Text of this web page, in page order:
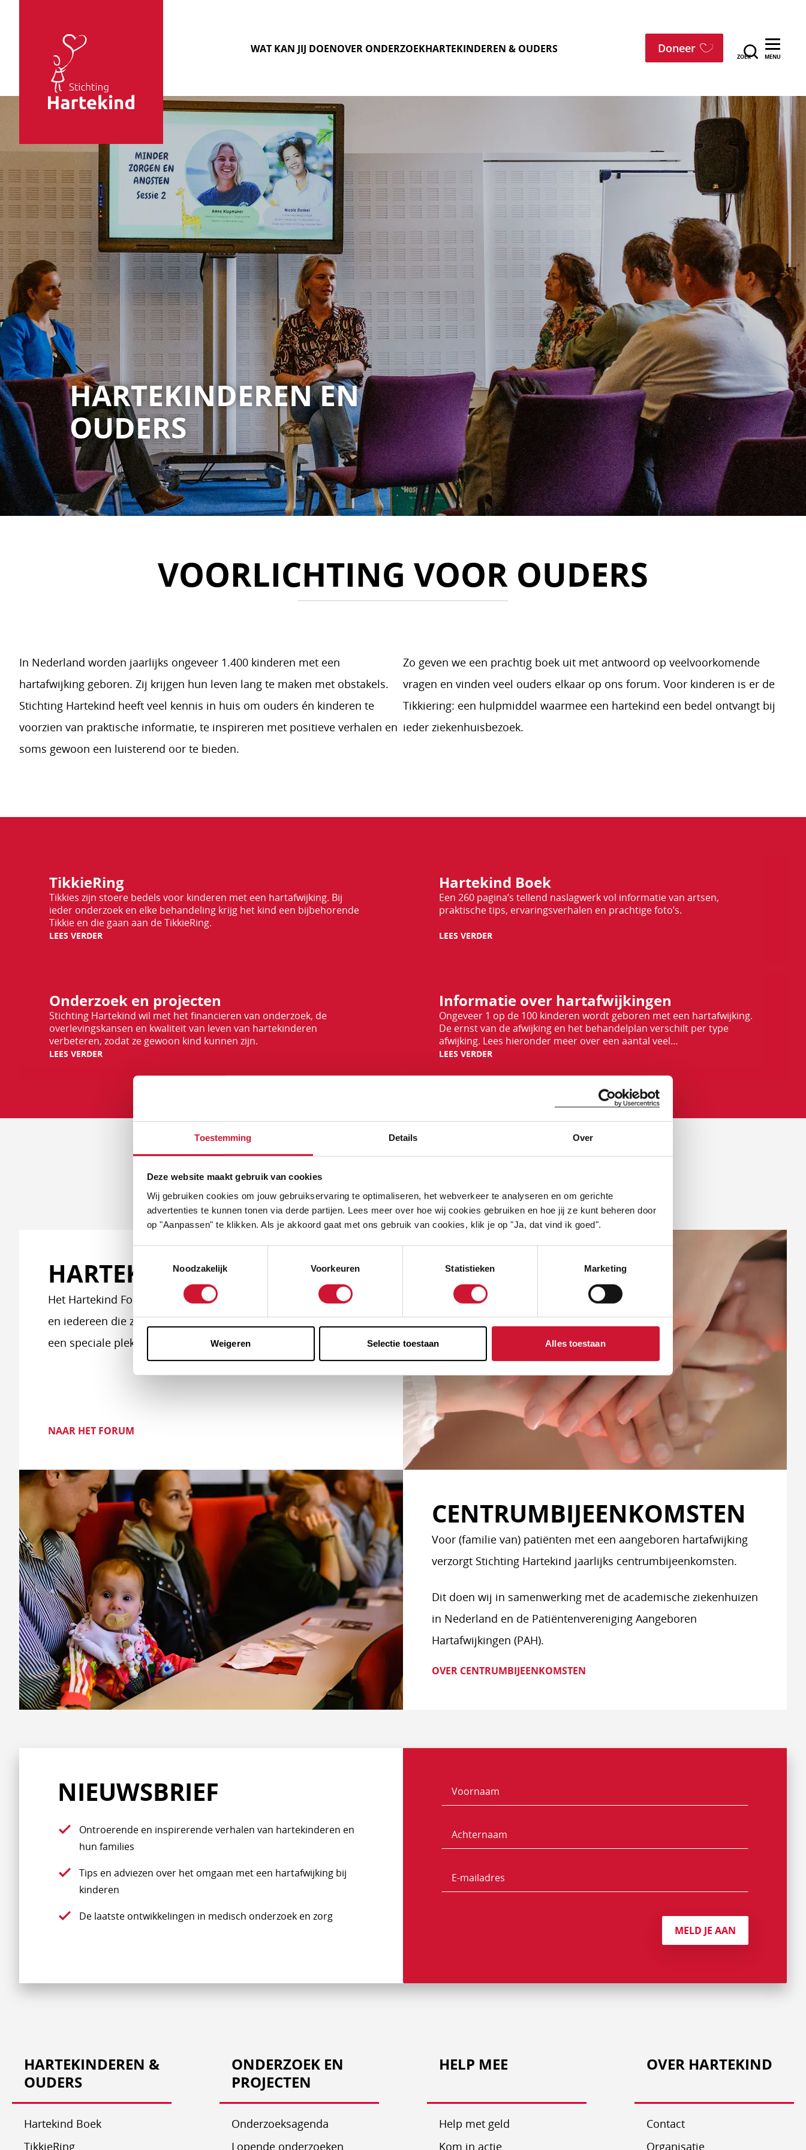
Toestemming Details Over
Deze website maakt gebruik van cookies
Wij gebruiken cookies om jouw gebruikservaring te optimaliseren, het webverkeer te analyseren en om gerichte
advertenties te kunnen tonen via derde partijen. Lees meer over hoe wij cookies gebruiken en hoe jij ze kunt beheren door
op "Aanpassen" te klikken. Als je akkoord gaat met ons gebruik van cookies, klik je op "Ja, dat vind ik goed".
Noodzakelijk
Voorkeuren Statistieken Marketing
Weigeren Selectie toestaan Alles toestaan
Stichting
Hartekind
WAT KAN JIJ DOENOVER ONDERZOEKHARTEKINDEREN & OUDERS Doneer
ZOEK
menu
HARTEKINDEREN EN
OUDERS
VOORLICHTING VOOR OUDERS
In Nederland worden jaarlijks ongeveer 1.400 kinderen met een
hartafwijking geboren. Zij krijgen hun leven lang te maken met obstakels.
Stichting Hartekind heeft veel kennis in huis om ouders én kinderen te
voorzien van praktische informatie, te inspireren met positieve verhalen en
soms gewoon een luisterend oor te bieden.
Zo geven we een prachtig boek uit met antwoord op veelvoorkomende
vragen en vinden veel ouders elkaar op ons forum. Voor kinderen is er de
Tikkiering: een hulpmiddel waarmee een hartekind een bedel ontvangt bij
ieder ziekenhuisbezoek.
TikkieRing
Tikkies zijn stoere bedels voor kinderen met een hartafwijking. Bij
ieder onderzoek en elke behandeling krijg het kind een bijbehorende
Tikkie en die gaan aan de TikkieRing.
LEES VERDER
Hartekind Boek
Een 260 pagina’s tellend naslagwerk vol informatie van artsen,
praktische tips, ervaringsverhalen en prachtige foto’s.
LEES VERDER
verder
Onderzoek en projecten
Stichting Hartekind wil met het financieren van onderzoek, de
overlevingskansen en kwaliteit van leven van hartekinderen
verbeteren, zodat ze gewoon kind kunnen zijn.
LEES VERDER
verder
Informatie over hartafwijkingen
Ongeveer 1 op de 100 kinderen wordt geboren met een hartafwijking.
De ernst van de afwijking en het behandelplan verschilt per type
afwijking. Lees hieronder meer over een aantal veel…
LEES VERDER
verder
EEN LUISTEREND OOR
HARTEKIND FORUM
Het Hartekind Forum is er voor hartekinderen zelf, harteouders
en iedereen die zich betrokken voelt bij een hartekind. Ook is er
een speciale plek voor ouders die hun hartekindje zijn verloren.
NAAR HET FORUM
CENTRUMBIJEENKOMSTEN
Voor (familie van) patiënten met een aangeboren hartafwijking
verzorgt Stichting Hartekind jaarlijks centrumbijeenkomsten.
Dit doen wij in samenwerking met de academische ziekenhuizen
in Nederland en de Patiëntenvereniging Aangeboren
Hartafwijkingen (PAH).
OVER CENTRUMBIJEENKOMSTEN
NIEUWSBRIEF
Ontroerende en inspirerende verhalen van hartekinderen en
hun families
Tips en adviezen over het omgaan met een hartafwijking bij
kinderen
De laatste ontwikkelingen in medisch onderzoek en zorg
Naam
Voornaam
Achternaam
mailadres
MELD JE AAN
HARTEKINDEREN &
OUDERS
Hartekind Boek
TikkieRing
ONDERZOEK EN
PROJECTEN
Onderzoeksagenda
Lopende onderzoeken
HELP MEE
Help met geld
Kom in actie
OVER HARTEKIND
Contact
Organisatie